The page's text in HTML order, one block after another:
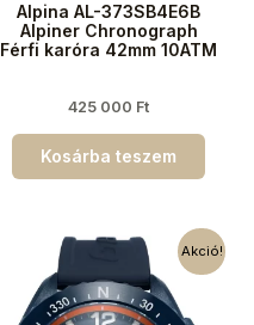
Alpina AL-373SB4E6B
Alpiner Chronograph
Férfi karóra 42mm 10ATM
425 000 Ft
Kosárba teszem
Akció!